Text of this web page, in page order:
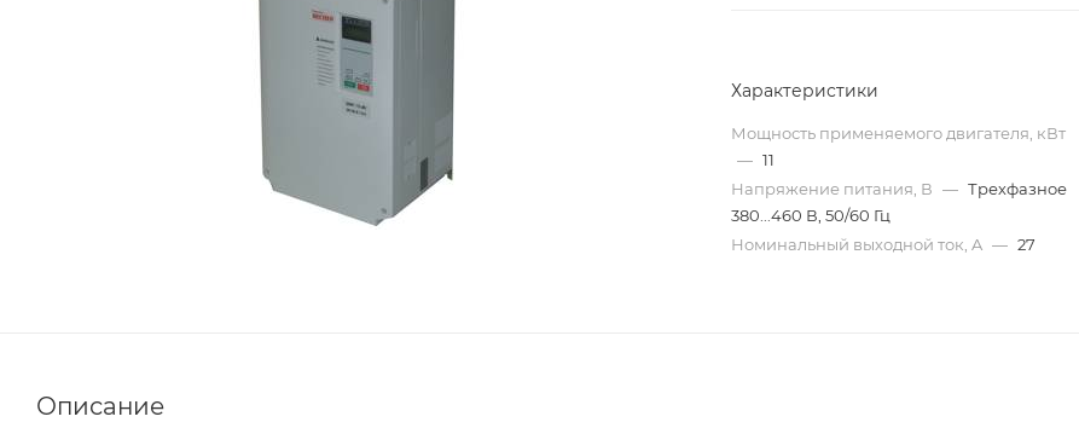
Характеристики
Мощность применяемого двигателя, кВт
— 11
Напряжение питания, В — Трехфазное
380...460 В, 50/60 Гц
Номинальный выходной ток, A — 27
Описание